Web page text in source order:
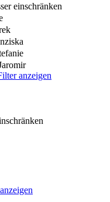
einschränken
anzeigen